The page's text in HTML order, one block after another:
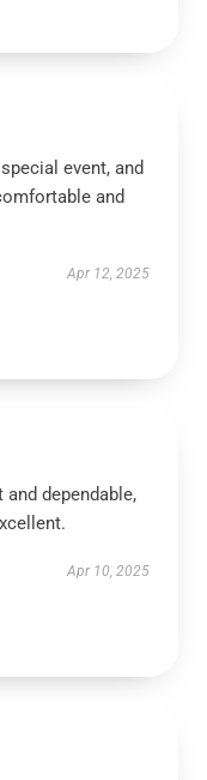
event, and
and
Apr 12, 2025
dependable,
Apr 10, 2025